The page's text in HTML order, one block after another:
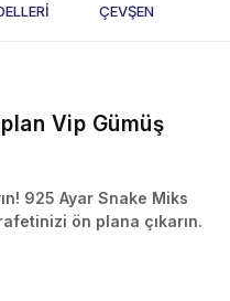
ÇEVŞEN
Vip Gümüş
925 Ayar Snake Miks
ön plana çıkarın.